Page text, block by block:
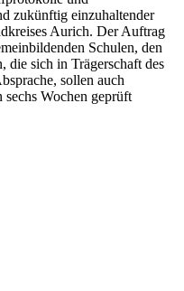
zukünftig einzuhaltender
Aurich. Der Auftrag
Schulen, den
die sich in Trägerschaft des
sollen auch
sechs Wochen geprüft